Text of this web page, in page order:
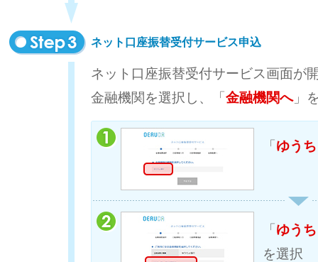
ネット口座振替受付サービス申込
ネット口座振替受付サービス画面が
金融機関を選択し、「 金融機関へ」
「 ゆう
「 ゆう
を選択